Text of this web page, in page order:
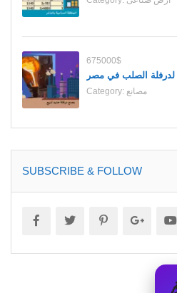
675000$
لدرفلة الصلب في مصر
Category: مصانع
SUBSCRIBE & FOLLOW